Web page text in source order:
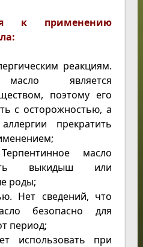
к применению
реакциям.
масло является
поэтому его
с осторожностью, а
прекратить
масло
выкидыш или
роды;
Нет сведений, что
безопасно для
период;
использовать при